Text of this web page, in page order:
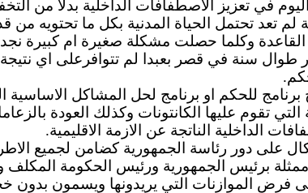
في تعزيز الاصطفافات الداخلية بدلا من
تعد تحتمل الحياة المدنية بكل ما تحتويه من
سنة في قصر بعبدا لم تتوافرعلى اي
للحكم او برنامج لحل المشاكل الاساسية
تقوم عليها الكانتونات وكذلك العودة
الداخلية الناتجة عن الازمة الاقليمية.
على دور رئاسة الجمهورية كضامن لجميع
ممثلة برئيس الجمهورية ورئيس الحكومة
فرض الموازنات التي يريدونها ويسمون